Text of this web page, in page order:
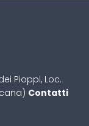
Pioppi, Loc.
Contatti